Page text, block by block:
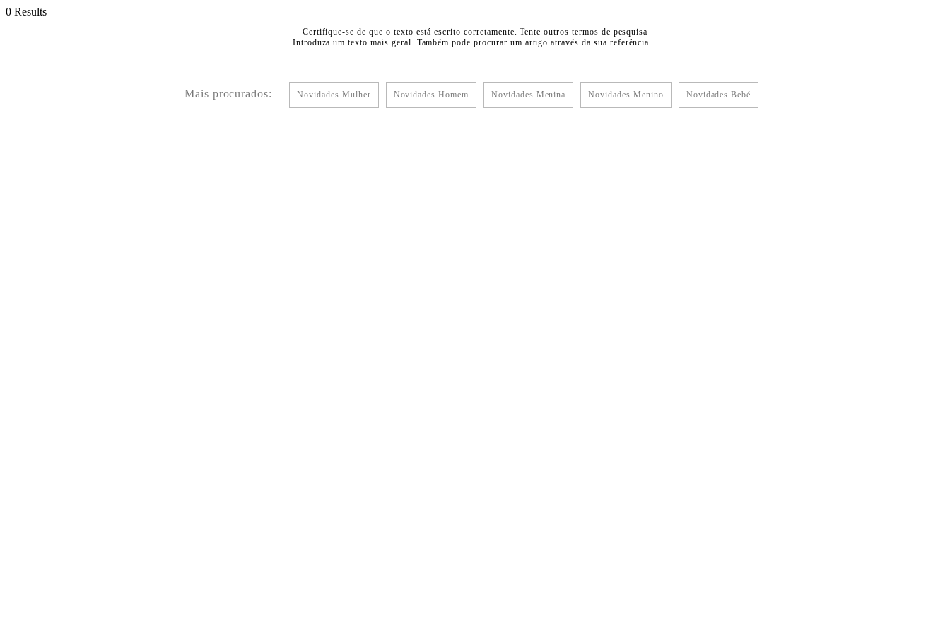
0 Results
Certifique-se de que o texto está escrito corretamente. Tente outros termos de pesquisa
Introduza um texto mais geral. Também pode procurar um artigo através da sua referência...
Mais procurados: Novidades Mulher Novidades Homem Novidades Menina Novidades Menino Novidades Bebé